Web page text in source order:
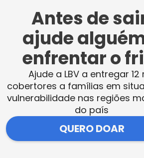
Cuidado com os Idosos
Nossos abrigos oferecem um espaço
Antes de
ajude
enfrentar o
Ajude a LBV a entregar 12
cobertores a famílias em
vulnerabilidade nas regiões
do país
QUERO DOAR